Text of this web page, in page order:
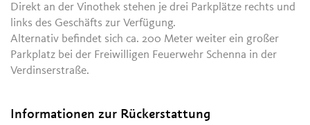
Direkt an der Vinothek stehen je drei Parkplätze rechts und
links des Geschäfts zur Verfügung.
Alternativ befindet sich ca. 200 Meter weiter ein großer
Parkplatz bei der Freiwilligen Feuerwehr Schenna in der
Verdinserstraße.
Informationen zur Rückerstattung